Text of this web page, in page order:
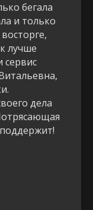
бегала
и только
лучше
сервис
дела